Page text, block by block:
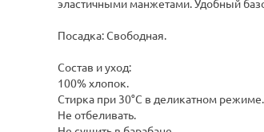
эластичными манжетами. Удобный
Посадка: Свободная.
Состав и уход:
100% хлопок.
Стирка при 30°C в деликатном режиме.
Не отбеливать.